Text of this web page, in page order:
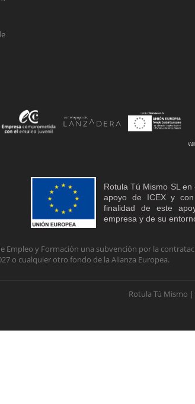
Rotula Tú Mismo SL
apoyo de ICEX y
finalidad de este
empresa y de su
Empleo y Formación una subvención por la
o cualquier otro fondo de la Alianza Europea.
Rotula Tú Mismo